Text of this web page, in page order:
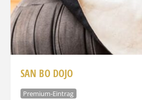
SAN BO DOJO
Premium-Eintrag